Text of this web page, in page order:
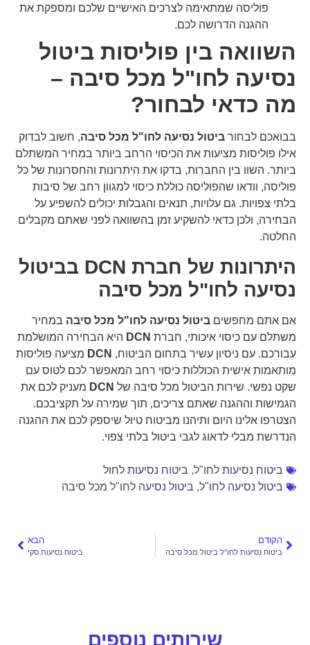
פוליסה שמתאימה לצרכים האישיים שלכם ומספקת את
ההגנה הדרושה לכם.
השוואה בין פוליסות ביטול
נסיעה לחו"ל מכל סיבה –
מה כדאי לבחור?
בבואכם לבחור ביטול נסיעה לחו"ל מכל סיבה, חשוב לבדוק
אילו פוליסות מציעות את הכיסוי הרחב ביותר במחיר המשתלם
ביותר. השוו בין החברות, בדקו את היתרונות והחסרונות של כל
פוליסה, וודאו שהפוליסה כוללת כיסוי למגוון רחב של סיבות
בלתי צפויות. גם עלויות, תנאים והגבלות יכולים להשפיע על
הבחירה, ולכן כדאי להשקיע זמן בהשוואה לפני שאתם מקבלים
החלטה.
היתרונות של חברת DCN בביטול
נסיעה לחו"ל מכל סיבה
אם אתם מחפשים ביטול נסיעה לחו"ל מכל סיבהבמחיר
משתלם עם כיסוי איכותי, חברת DCN היא הבחירה המושלמת
עבורכם. עם ניסיון עשיר בתחום הביטוח, DCN מציעה פוליסות
מותאמות אישית הכוללות כיסוי רחב המאפשר לכם לטוס עם
שקט נפשי. שירות הביטול מכל סיבה של DCN מעניק לכם את
הגמישות וההגנה שאתם צריכים, תוך שמירה על תקציבכם.
הצטרפו אלינו היום ותיהנו מביטוח טיול שיספק לכם את ההגנה
הנדרשת מבלי לדאוג לגבי ביטול בלתי צפוי.
ביטוח נסיעות לחו"ל, ביטוח נסיעות לחול
ביטול נסיעה לחו"ל, ביטול נסיעה לחו"ל מכל סיבה
הקודם
ביטוח נסיעות לחו"ל ביטול מכל סיבה
הבא
ביטוח נסיעות סקי
שירותים נוספים